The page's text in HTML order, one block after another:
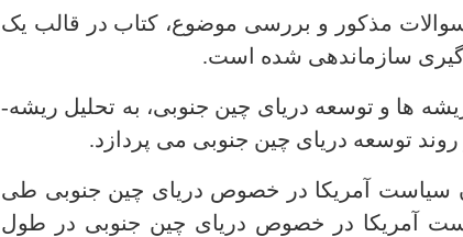
مذکور و بررسی موضوع، کتاب در قالب یک
فصل اول با عنوان ریشه ­ها و توسعه دریای چین جنوبی، به تحلیل ریشه­
توسعه دریای چین جنوبی می ­پردازد.
آمریکا در خصوص دریای چین جنوبی طی
آمریکا در خصوص دریای چین جنوبی در طول